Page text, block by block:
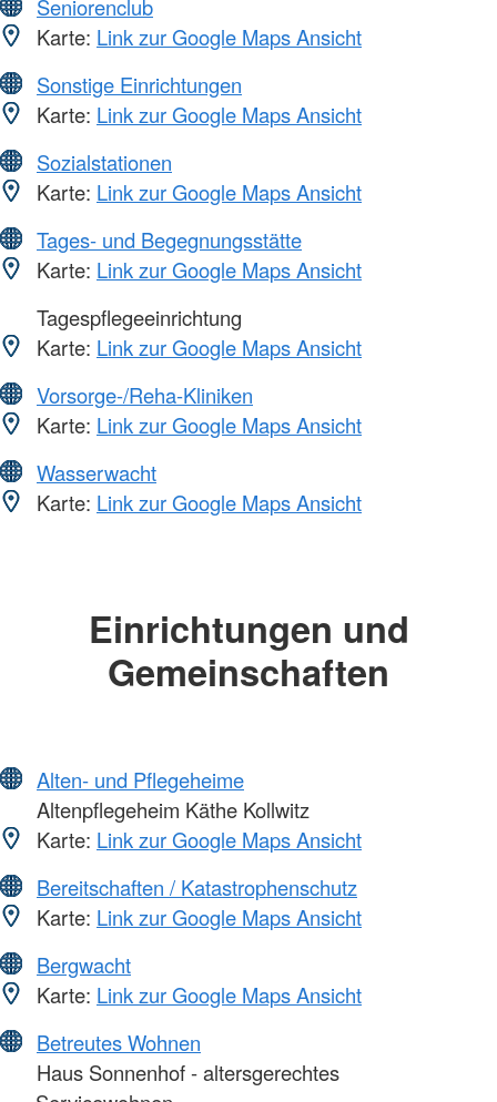
Seniorenclub
Karte: Link zur Google Maps Ansicht
Sonstige Einrichtungen
Karte: Link zur Google Maps Ansicht
Sozialstationen
Karte: Link zur Google Maps Ansicht
Tages- und Begegnungsstätte
Karte: Link zur Google Maps Ansicht
Tagespflegeeinrichtung
Karte: Link zur Google Maps Ansicht
Vorsorge-/Reha-Kliniken
Karte: Link zur Google Maps Ansicht
Wasserwacht
Karte: Link zur Google Maps Ansicht
Einrichtungen und
Gemeinschaften
Alten- und Pflegeheime
Altenpflegeheim Käthe Kollwitz
Karte: Link zur Google Maps Ansicht
Bereitschaften / Katastrophenschutz
Karte: Link zur Google Maps Ansicht
Bergwacht
Karte: Link zur Google Maps Ansicht
Betreutes Wohnen
Haus Sonnenhof - altersgerechtes